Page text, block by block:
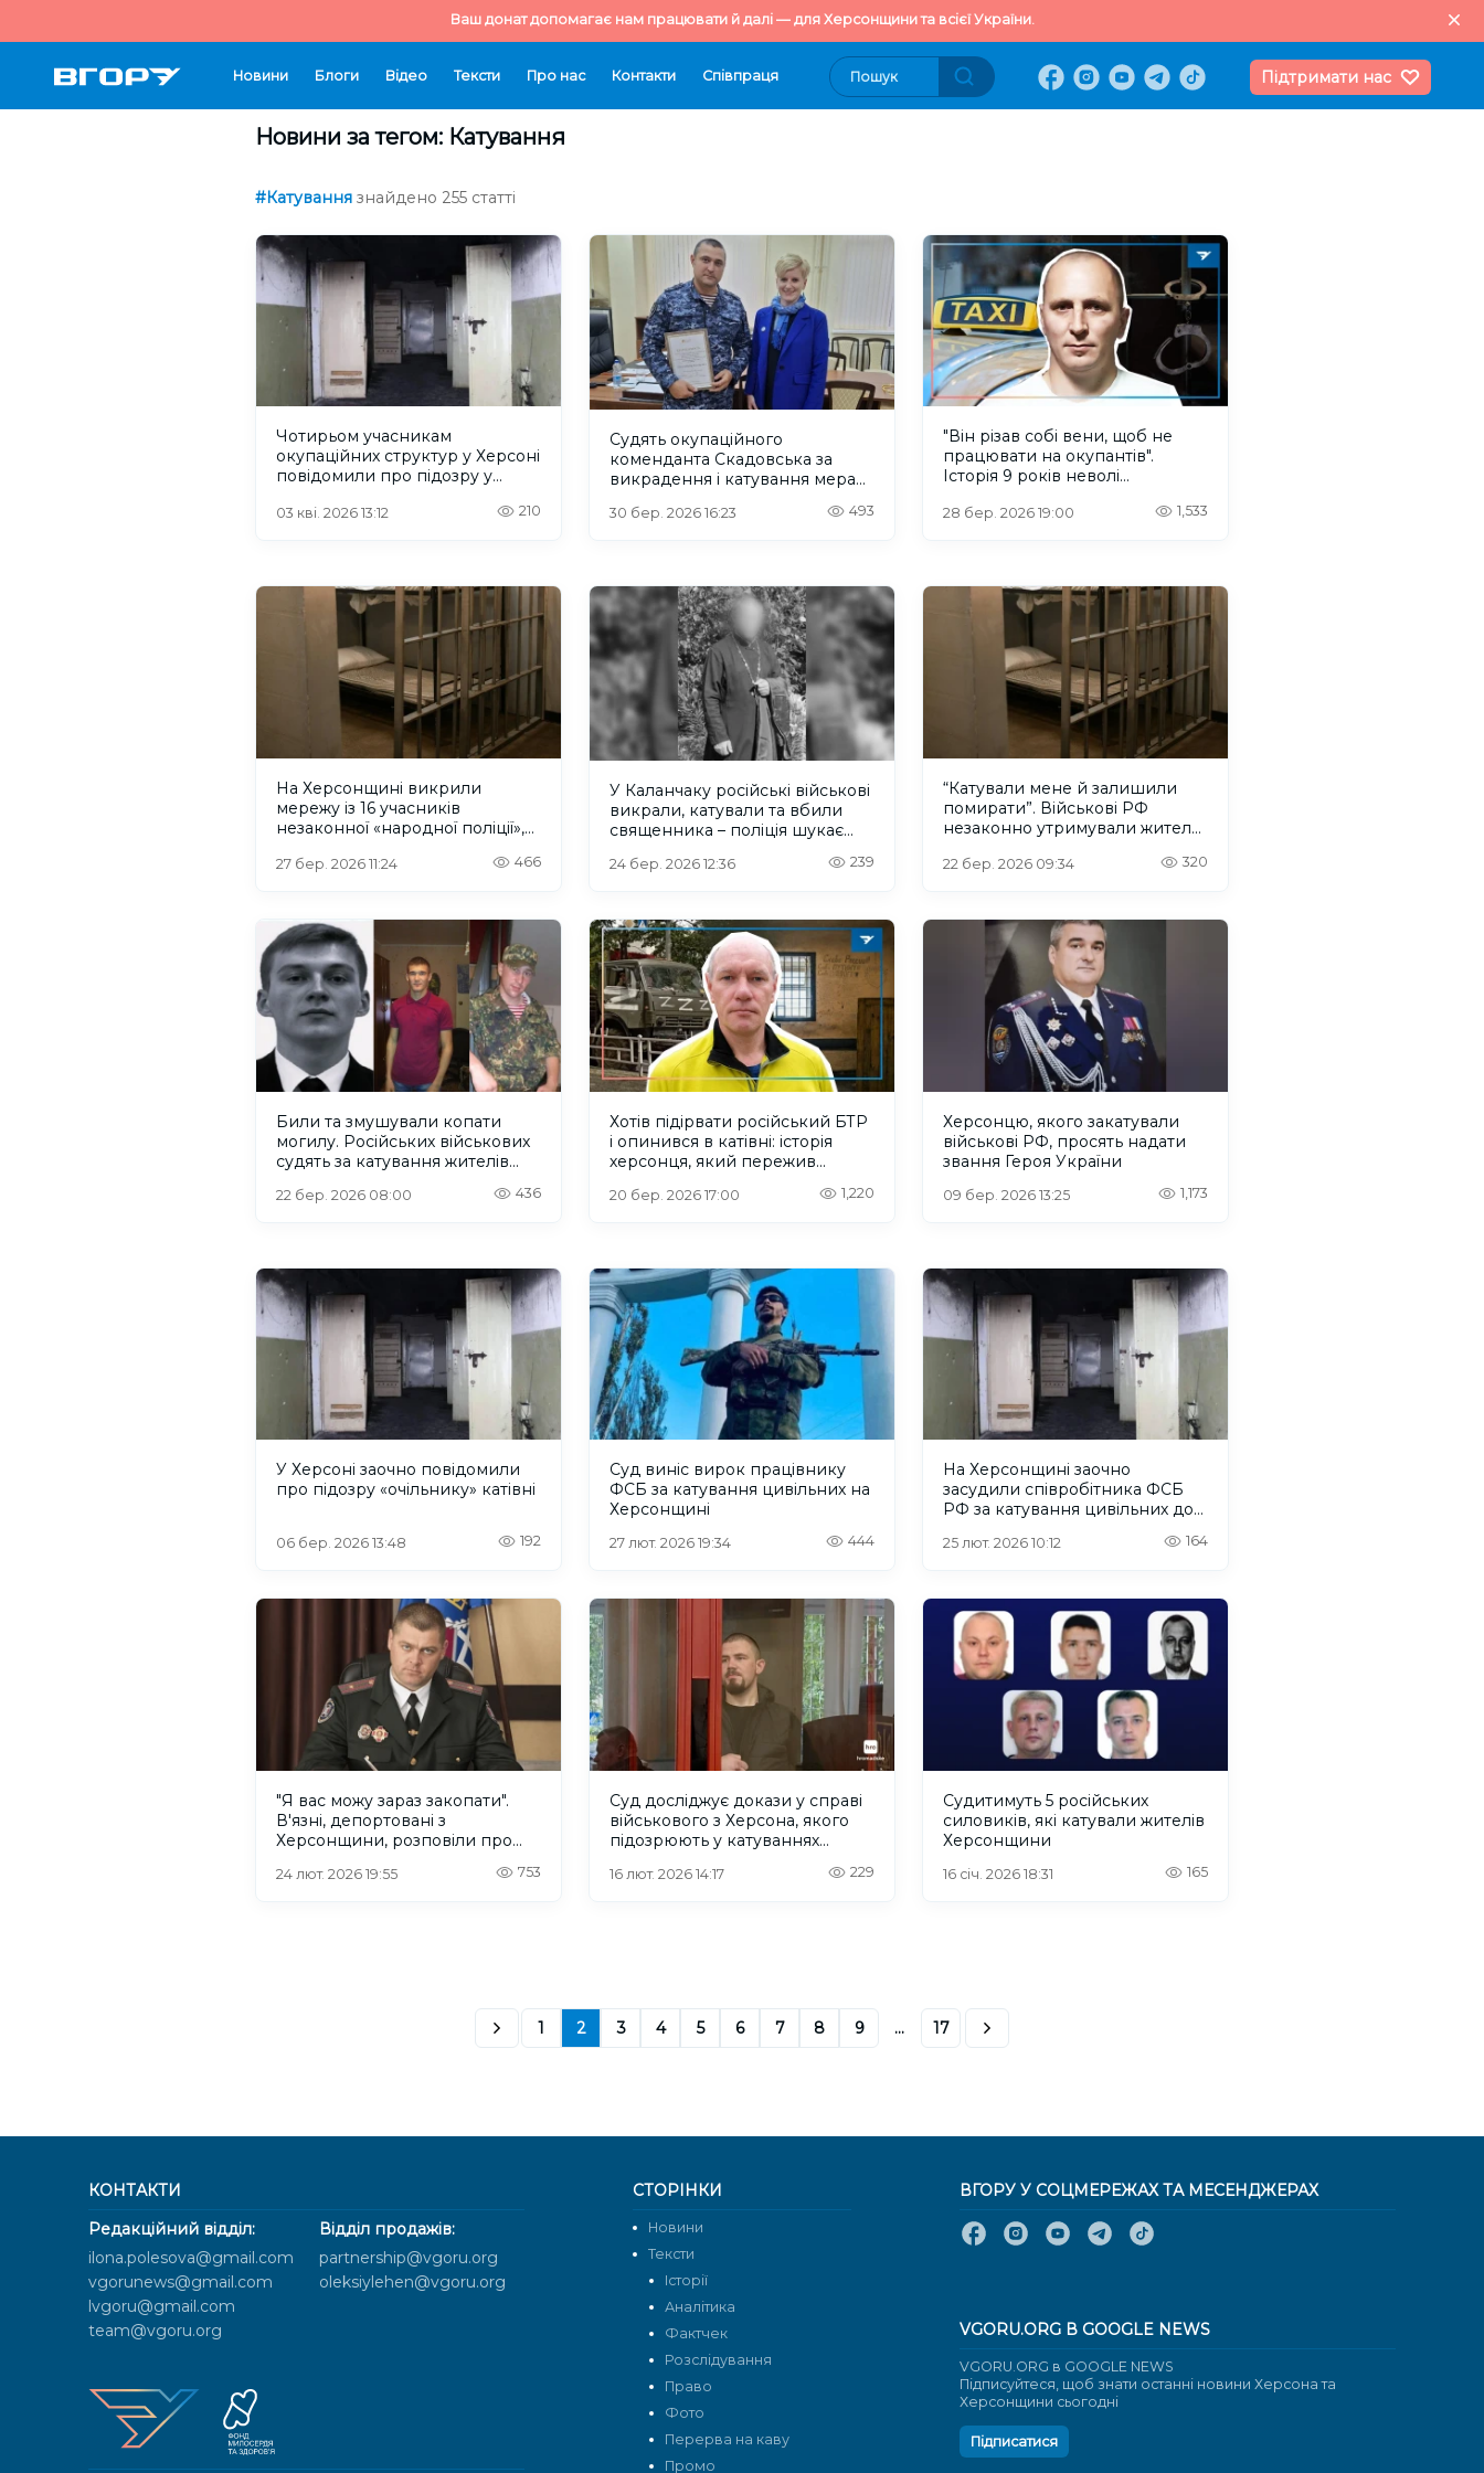
Ваш донат допомагає нам працювати й далі — для Херсонщини та всієї України.
Новини Блоги Відео Тексти Про нас Контакти Cпівпраця Підтримати нас
Новини за тегом: Катування
#Катування знайдено 255 статті
Чотирьом учасникам
окупаційних структур у Херсоні
повідомили про підозру у
03 кві. 2026 13:12 210
Судять окупаційного
коменданта Скадовська за
викрадення і катування мера
30 бер. 2026 16:23 493
"Він різав собі вени, щоб не
працювати на окупантів".
Історія 9 років неволі
Володимира Якименка
28 бер. 2026 19:00 1,533
На Херсонщині викрили
мережу із 16 учасників
незаконної «народної поліції»,
27 бер. 2026 11:24 466
У Каланчаку російські військові
викрали, катували та вбили
священника – поліція шукає
24 бер. 2026 12:36 239
“Катували мене й залишили
помирати”. Військові РФ
незаконно утримували жителя
22 бер. 2026 09:34 320
Били та змушували копати
могилу. Російських військових
судять за катування жителів
22 бер. 2026 08:00 436
Хотів підірвати російський БТР
і опинився в катівні: історія
херсонця, який пережив
20 бер. 2026 17:00 1,220
Херсонцю, якого закатували
військові РФ, просять надати
звання Героя України
09 бер. 2026 13:25 1,173
У Херсоні заочно повідомили
про підозру «очільнику» катівні
06 бер. 2026 13:48 192
Суд виніс вирок працівнику
ФСБ за катування цивільних на
Херсонщині
27 лют. 2026 19:34 444
На Херсонщині заочно
засудили співробітника ФСБ
РФ за катування цивільних до
25 лют. 2026 10:12 164
"Я вас можу зараз закопати".
В'язні, депортовані з
Херсонщини, розповіли про
24 лют. 2026 19:55 753
Суд досліджує докази у справі
військового з Херсона, якого
підозрюють у катуваннях
16 лют. 2026 14:17 229
Судитимуть 5 російських
силовиків, які катували жителів
Херсонщини
16 січ. 2026 18:31 165
1 2 3 4 5 6 7 8 9 ... 17
КОНТАКТИ
Редакційний відділ:
ilona.polesova@gmail.com
vgorunews@gmail.com
lvgoru@gmail.com
team@vgoru.org
Відділ продажів:
partnership@vgoru.org
oleksiylehen@vgoru.org
СТОРІНКИ
Новини
Тексти
Історії
Аналітика
Фактчек
Розслідування
Право
Фото
Перерва на каву
Промо
ВГОРУ У СОЦМЕРЕЖАХ ТА МЕСЕНДЖЕРАХ
VGORU.ORG В GOOGLE NEWS
VGORU.ORG в GOOGLE NEWS
Підписуйтеся, щоб знати останні новини Херсона та
Херсонщини сьогодні
Підписатися